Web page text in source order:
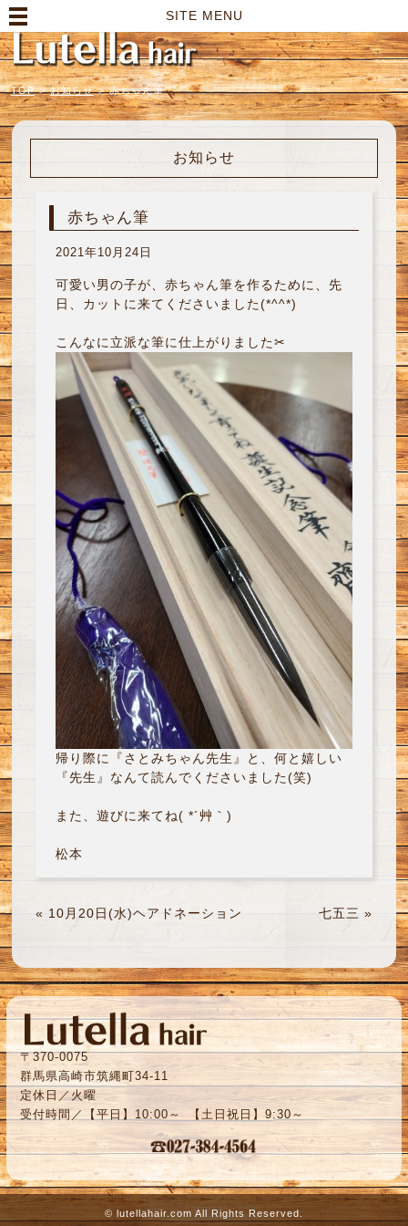
SITE MENU
TOP > お知らせ > 赤ちゃん筆
お知らせ
赤ちゃん筆
2021年10月24日
可愛い男の子が、赤ちゃん筆を作るために、先
日、カットに来てくださいました(*^^*)
こんなに立派な筆に仕上がりました✂
帰り際に『さとみちゃん先生』と、何と嬉しい
『先生』なんて読んでくださいました(笑)
また、遊びに来てね( *´艸｀)
松本
« 10月20日(水)ヘアドネーション 七五三 »
〒370-0075
群馬県高崎市筑縄町34-11
定休日／火曜
受付時間／【平日】10:00～ 【土日祝日】9:30～
© lutellahair.com All Rights Reserved.